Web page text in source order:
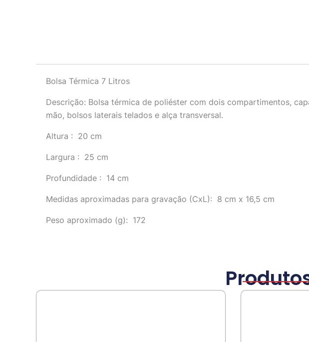
Bolsa Térmica 7 Litros
Descrição: Bolsa térmica de poliéster com dois compartimentos,
mão, bolsos laterais telados e alça transversal.
Altura : 20 cm
Largura : 25 cm
Profundidade : 14 cm
Medidas aproximadas para gravação (CxL): 8 cm x 16,5 cm
Peso aproximado (g): 172